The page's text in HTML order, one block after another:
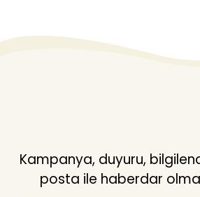
Kampanya, duyuru,
posta ile haberdar